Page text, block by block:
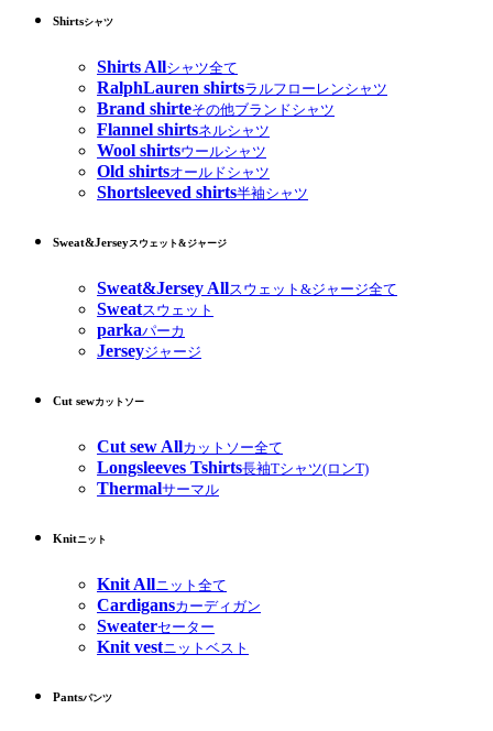
Shirtsシャツ
Shirts Allシャツ全て
RalphLauren shirtsラルフローレンシャツ
Brand shirteその他ブランドシャツ
Flannel shirtsネルシャツ
Wool shirtsウールシャツ
Old shirtsオールドシャツ
Shortsleeved shirts半袖シャツ
Sweat&Jerseyスウェット&ジャージ
Sweat&Jersey Allスウェット&ジャージ全て
Sweatスウェット
parkaパーカ
Jerseyジャージ
Cut sewカットソー
Cut sew Allカットソー全て
Longsleeves Tshirts長袖Tシャツ(ロンT)
Thermalサーマル
Knitニット
Knit Allニット全て
Cardigansカーディガン
Sweaterセーター
Knit vestニットベスト
Pantsパンツ